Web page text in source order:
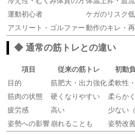
運動初心者
ケガのリスク
アスリート・ゴルファー 動作のキレ・
◆ 通常の筋トレとの違い
項目 従来の筋トレ
初動
目的
筋肥大・出力強化柔軟性
筋肉の状態
硬くなりやすい
柔らか
疲労感
高い
少ない
姿勢への影響崩れることも 姿勢改